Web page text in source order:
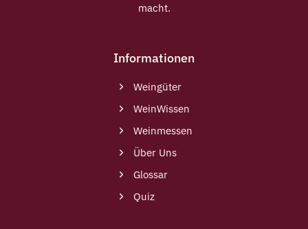
macht.
Informationen
Weingüter
WeinWissen
Weinmessen
Über Uns
Glossar
Quiz